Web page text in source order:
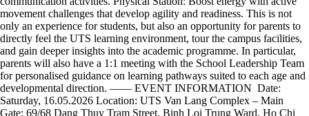
movement challenges that develop agility and readiness. This is not
only an experience for students, but also an opportunity for parents to
directly feel the UTS learning environment, tour the campus facilities,
and gain deeper insights into the academic programme. In particular,
parents will also have a 1:1 meeting with the School Leadership Team
for personalised guidance on learning pathways suited to each age and
developmental direction. —— EVENT INFORMATION Date:
Saturday, 16.05.2026 Location: UTS Van Lang Complex – Main
Gate: 69/68 Dang Thuy Tram Street, Binh Loi Trung Ward, Ho Chi